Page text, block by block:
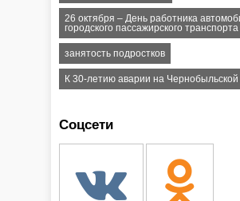
26 октября – День работника
городского пассажирского транспорта
занятость подростков
К 30-летию аварии на
Соцсети